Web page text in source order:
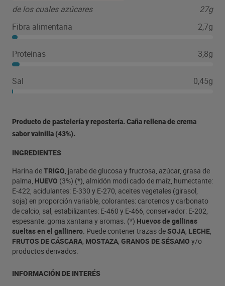
de los cuales azúcares
27g
Fibra alimentaria
2,7g
Proteínas 3,8g
Sal 0,45g
Producto de pastelería y repostería. Caña rellena de crema
sabor vainilla (43%).
INGREDIENTES
Harina deTRIGO, jarabe de glucosa y fructosa, azúcar, grasa de
palma, HUEVO (3%) (*), almidón modi cado de maíz, humectante:
E-422, acidulantes: E-330 y E-270, aceites vegetales (girasol,
soja) en proporción variable, colorantes: carotenos y carbonato
de calcio, sal, estabilizantes: E-460 y E-466, conservador: E-202,
espesante: goma xantana y aromas. (*) Huevos de gallinas
sueltas en el gallinero. Puede contener trazas deSOJA, LECHE,
FRUTOS DE CÁSCARA, MOSTAZA, GRANOS DE SÉSAMO y/o
productos derivados.
INFORMACIÓN DE INTERÉS